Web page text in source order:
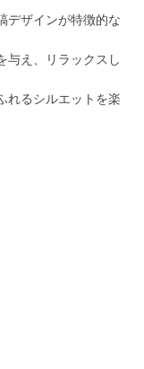
デザインが特徴的な
与え、リラックスし
れるシルエットを楽